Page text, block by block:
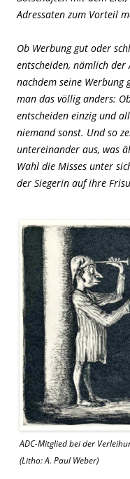
Adressaten zum Vorteil
Ob Werbung gut oder
entscheiden, nämlich
nachdem seine Werbung
man das völlig anders:
entscheiden einzig und
niemand sonst. Und so
untereinander aus, was
Wahl die Misses unter
der Siegerin auf ihre
ADC-Mitglied bei der
(Litho: A. Paul Weber)